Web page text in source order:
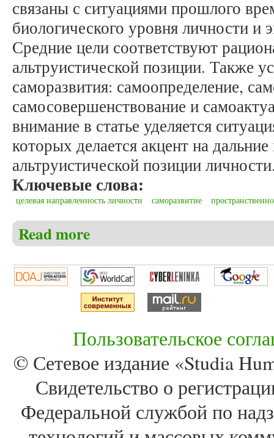
связаны с ситуациями прошлого
биологического уровня личности и
Средние цели соответствуют
альтруистической позиции. Также
саморазвития: самоопределение,
самосовершенствование и
внимание в статье уделяется
которых делается акцент на
альтруистической позиции
Ключевые слова:
целевая направленность личности саморазвитие
Read more
Пользовательское
© Сетевое издание «Studia
Свидетельство о
Федеральной службой по